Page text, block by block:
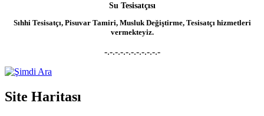
Su Tesisatçısı
Sıhhi Tesisatçı, Pisuvar Tamiri, Musluk Değiştirme, Tesisatçı hizmetleri
vermekteyiz.
-.-.-.-.-.-.-.-.-.-.-
Site Haritası